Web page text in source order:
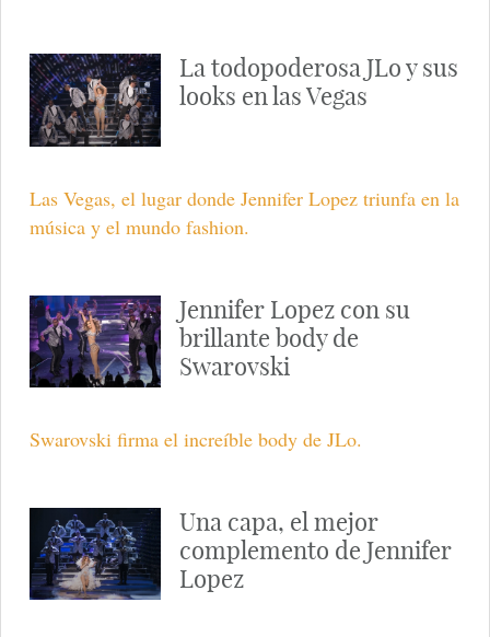
La todopoderosa JLo y sus
looks en las Vegas
Las Vegas, el lugar donde Jennifer Lopez triunfa en la
música y el mundo fashion.
Jennifer Lopez con su
brillante body de
Swarovski
Swarovski firma el increíble body de JLo.
Una capa, el mejor
complemento de Jennifer
Lopez